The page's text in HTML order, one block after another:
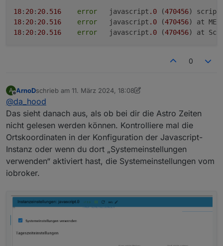
18: 20: 20.516 error
	javascript
.0 (470456)
18: 20: 20.516 error
	javascript
.0 (470456) at
18: 20: 20.516 error
	javascript
.0 (470456) at
0
A
Offline
ArnoDschrieb am 11. März 2024, 18:08
zuletzt editiert von ArnoD 3. Nov. 2024, 20:05
@da_hood
Das sieht danach aus, als ob bei dir die Astro Zeiten
nicht gelesen werden können. Kontrolliere mal die
Ortskoordinaten in der Konfiguration der Javascript-
Instanz oder wenn du dort „Systemeinstellungen
verwenden“ aktiviert hast, die Systemeinstellungen vom
iobroker.